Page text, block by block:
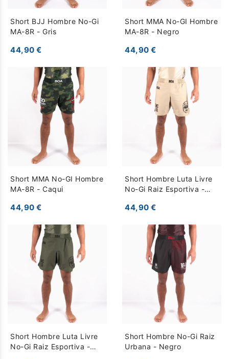
Short BJJ Hombre No-Gi
MA-8R - Gris
44,90 €
Short MMA No-GI Hombre
MA-8R - Negro
44,90 €
Short MMA No-GI Hombre
MA-8R - Caqui
44,90 €
Short Hombre Luta Livre
No-Gi Raiz Esportiva -
44,90 €
Short Hombre Luta Livre
No-Gi Raiz Esportiva -
Short Hombre No-Gi Raiz
Urbana - Negro